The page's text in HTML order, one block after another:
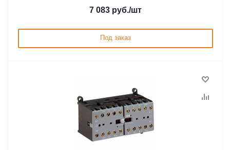
7 083 руб./шт
Под заказ